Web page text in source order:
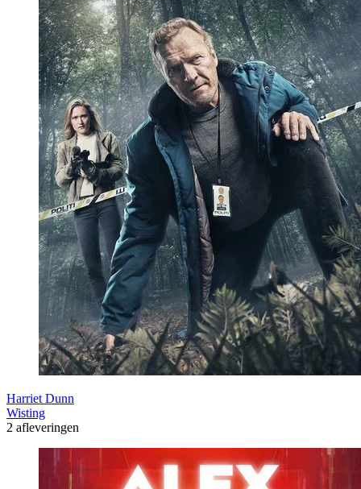
Harriet Dunn
Wisting
2 afleveringen